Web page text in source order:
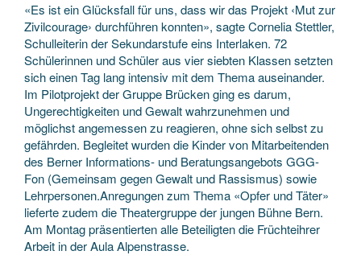
«Es ist ein Glücksfall für uns, dass wir das Projekt ‹Mut zur
Zivil­courage› durchführen konnten», sagte Cornelia Stettler,
Schul­leiterin der Sekundarstufe eins Interlaken. 72
Schülerinnen und Schüler aus vier siebten Klassen setzten
sich einen Tag lang intensiv mit dem Thema auseinander.
Im Pilotprojekt der Gruppe Brücken ging es darum,
Ungerechtigkeiten und Gewalt wahrzunehmen und
möglichst angemessen zu reagieren, ohne sich selbst zu
gefährden. Begleitet wurden die Kinder von Mitarbeitenden
des Berner Informations- und Beratungsangebots GGG-
Fon (Gemeinsam gegen Gewalt und Rassismus) sowie
Lehrpersonen.Anregungen zum Thema «Opfer und Täter»
lieferte zudem die Theatergruppe der jungen Bühne Bern.
Am Montag präsentierten alle Beteiligten die Früchteihrer
Arbeit in der Aula Alpenstrasse.